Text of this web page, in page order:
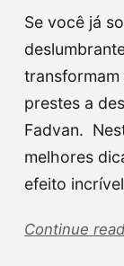
Se você já
transformam
prestes a
Fadvan.
melhores
efeito
Continue